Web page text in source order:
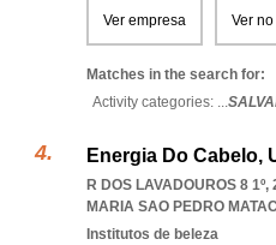
Ver empresa Ver
Matches in the search for:
Activity categories: ...
Energia Do Cabelo,
R DOS LAVADOUROS 8
MARIA SAO PEDRO
Institutos de beleza